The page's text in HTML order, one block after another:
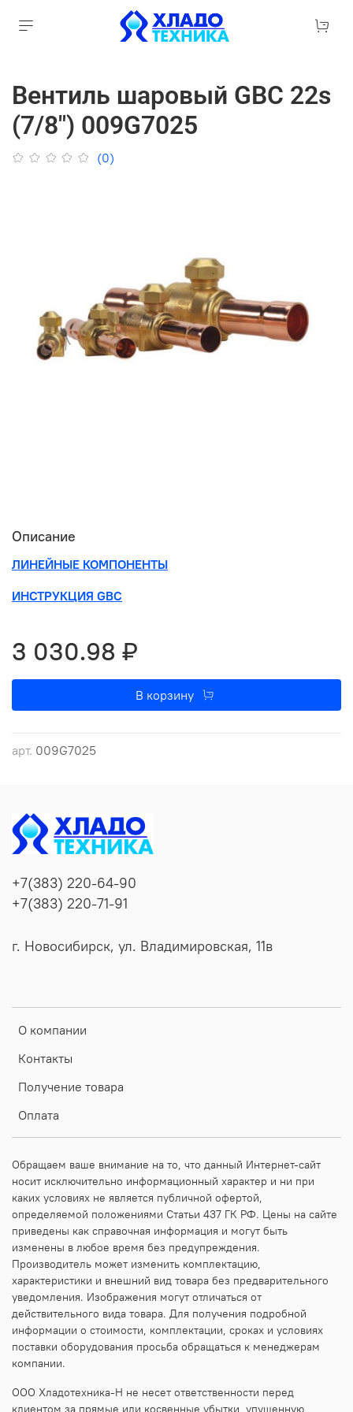
Вентиль шаровый GBC 22s
(7/8") 009G7025
(0)
арт. 009G7025
Описание
ЛИНЕЙНЫЕ КОМПОНЕНТЫ
ИНСТРУКЦИЯ GBC
3 030.98 ₽
В корзину
О компании
Контакты
Получение товара
Оплата
+7(383) 220-64-90
+7(383) 220-71-91
г. Новосибирск, ул. Владимировская, 11в
Обращаем ваше внимание на то, что данный Интернет-сайт
носит исключительно информационный характер и ни при
каких условиях не является публичной офертой,
определяемой положениями Статьи 437 ГК РФ. Цены на сайте
приведены как справочная информация и могут быть
изменены в любое время без предупреждения.
Производитель может изменить комплектацию,
характеристики и внешний вид товара без предварительного
уведомления. Изображения могут отличаться от
действительного вида товара. Для получения подробной
информации о стоимости, комплектации, сроках и условиях
поставки оборудования просьба обращаться к менеджерам
компании.
ООО Хладотехника-Н не несет ответственности перед
клиентом за прямые или косвенные убытки, упущенную